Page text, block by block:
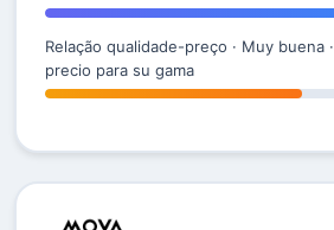
Relação qualidade-preço · Muy buena ·
precio para su gama